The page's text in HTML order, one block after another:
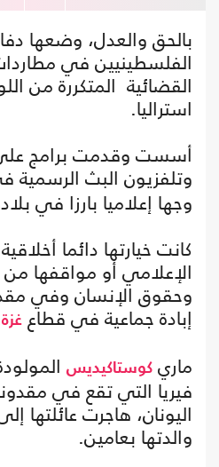
بالحق والعدل، وضعها
الفلسطينيين في
القضائية المتكررة من
استراليا.
أسست وقدمت برامج
وتلفزيون البث الرسمية
وجها إعلاميا بارزا في
كانت خيارتها دائما
الإعلامي أو مواقفها من
وحقوق الإنسان وفي
إبادة جماعية في قطاع غزة
ماري كوستاكيديس
فيريا التي تقع في
اليونان، هاجرت عائلتها
والدتها بعامين.